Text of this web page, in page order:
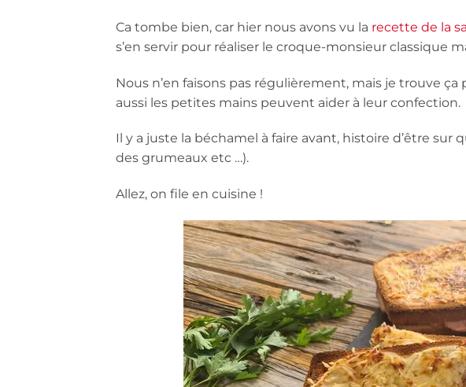
Ca tombe bien, car hier nous avons vu la recette de la
s’en servir pour réaliser le croque-monsieur classique
Nous n’en faisons pas régulièrement, mais je trouve
aussi les petites mains peuvent aider à leur confection.
Il y a juste la béchamel à faire avant, histoire d’être sur
des grumeaux etc …).
Allez, on file en cuisine !